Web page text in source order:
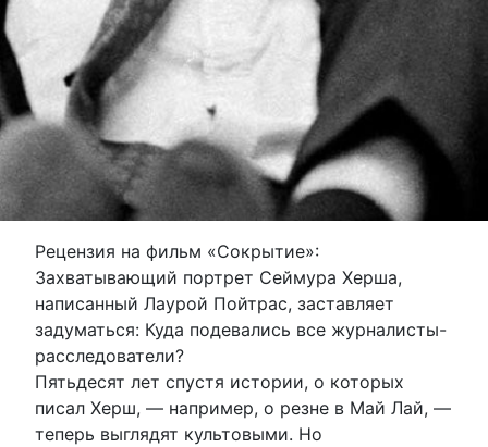
Рецензия на фильм «Сокрытие»:
Захватывающий портрет Сеймура Херша,
написанный Лаурой Пойтрас, заставляет
задуматься: Куда подевались все журналисты-
расследователи?
Пятьдесят лет спустя истории, о которых
писал Херш, — например, о резне в Май Лай, —
теперь выглядят культовыми. Но